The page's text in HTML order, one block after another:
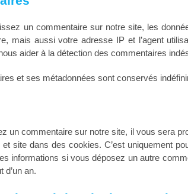
un commentaire sur notre site, les
mais aussi votre adresse IP et l’agent
aider à la détection des commentaires
et ses métadonnées sont conservés
un commentaire sur notre site, il vous sera
site dans des cookies. C’est uniquement
informations si vous déposez un autre
d’un an.